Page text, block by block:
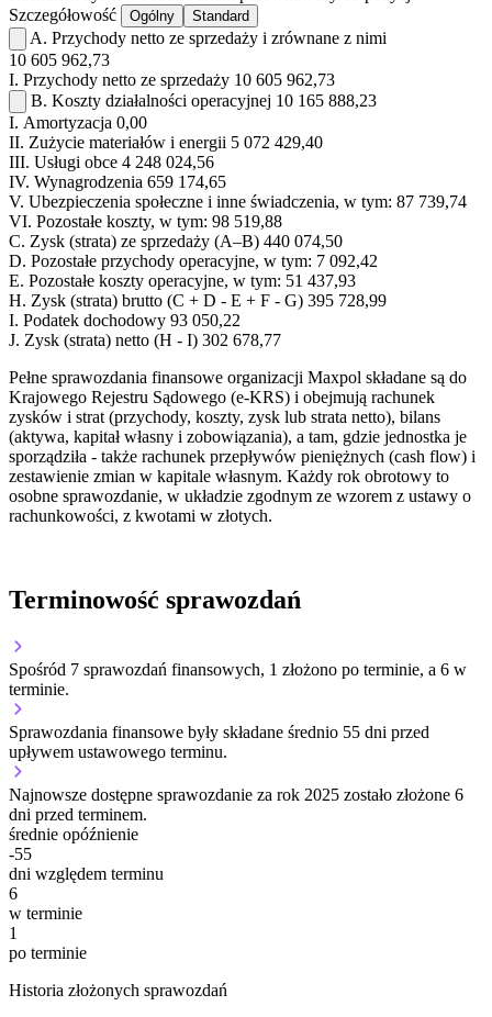
Szczegółowość
Ogólny Standard
A. Przychody netto ze sprzedaży i zrównane z nimi
10 605 962,73
I. Przychody netto ze sprzedaży 10 605 962,73
B. Koszty działalności operacyjnej 10 165 888,23
I. Amortyzacja 0,00
II. Zużycie materiałów i energii 5 072 429,40
III. Usługi obce 4 248 024,56
IV. Wynagrodzenia 659 174,65
V. Ubezpieczenia społeczne i inne świadczenia, w tym: 87 739,74
VI. Pozostałe koszty, w tym: 98 519,88
C. Zysk (strata) ze sprzedaży (A–B) 440 074,50
D. Pozostałe przychody operacyjne, w tym: 7 092,42
E. Pozostałe koszty operacyjne, w tym: 51 437,93
H. Zysk (strata) brutto (C + D - E + F - G) 395 728,99
I. Podatek dochodowy 93 050,22
J. Zysk (strata) netto (H - I) 302 678,77
Pełne sprawozdania finansowe organizacji Maxpol składane są do
Krajowego Rejestru Sądowego (e-KRS) i obejmują rachunek
zysków i strat (przychody, koszty, zysk lub strata netto), bilans
(aktywa, kapitał własny i zobowiązania), a tam, gdzie jednostka je
sporządziła - także rachunek przepływów pieniężnych (cash flow) i
zestawienie zmian w kapitale własnym. Każdy rok obrotowy to
osobne sprawozdanie, w układzie zgodnym ze wzorem z ustawy o
rachunkowości, z kwotami w złotych.
Terminowość sprawozdań
Spośród 7 sprawozdań finansowych, 1 złożono po terminie, a 6 w
terminie.
Sprawozdania finansowe były składane średnio 55 dni przed
upływem ustawowego terminu.
Najnowsze dostępne sprawozdanie za rok 2025 zostało złożone 6
dni przed terminem.
średnie opóźnienie
-55
dni względem terminu
6
w terminie
1
po terminie
Historia złożonych sprawozdań